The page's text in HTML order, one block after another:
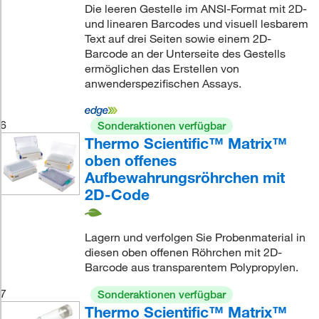
Die leeren Gestelle im ANSI-Format mit 2D-
und linearen Barcodes und visuell lesbarem
Text auf drei Seiten sowie einem 2D-
Barcode an der Unterseite des Gestells
ermöglichen das Erstellen von
anwenderspezifischen Assays.
6 Sonderaktionen verfügbar
Thermo Scientific™ Matrix™
oben offenes
Aufbewahrungsröhrchen mit
2D-Code
Lagern und verfolgen Sie Probenmaterial in
diesen oben offenen Röhrchen mit 2D-
Barcode aus transparentem Polypropylen.
7
Sonderaktionen verfügbar
Thermo Scientific™ Matrix™